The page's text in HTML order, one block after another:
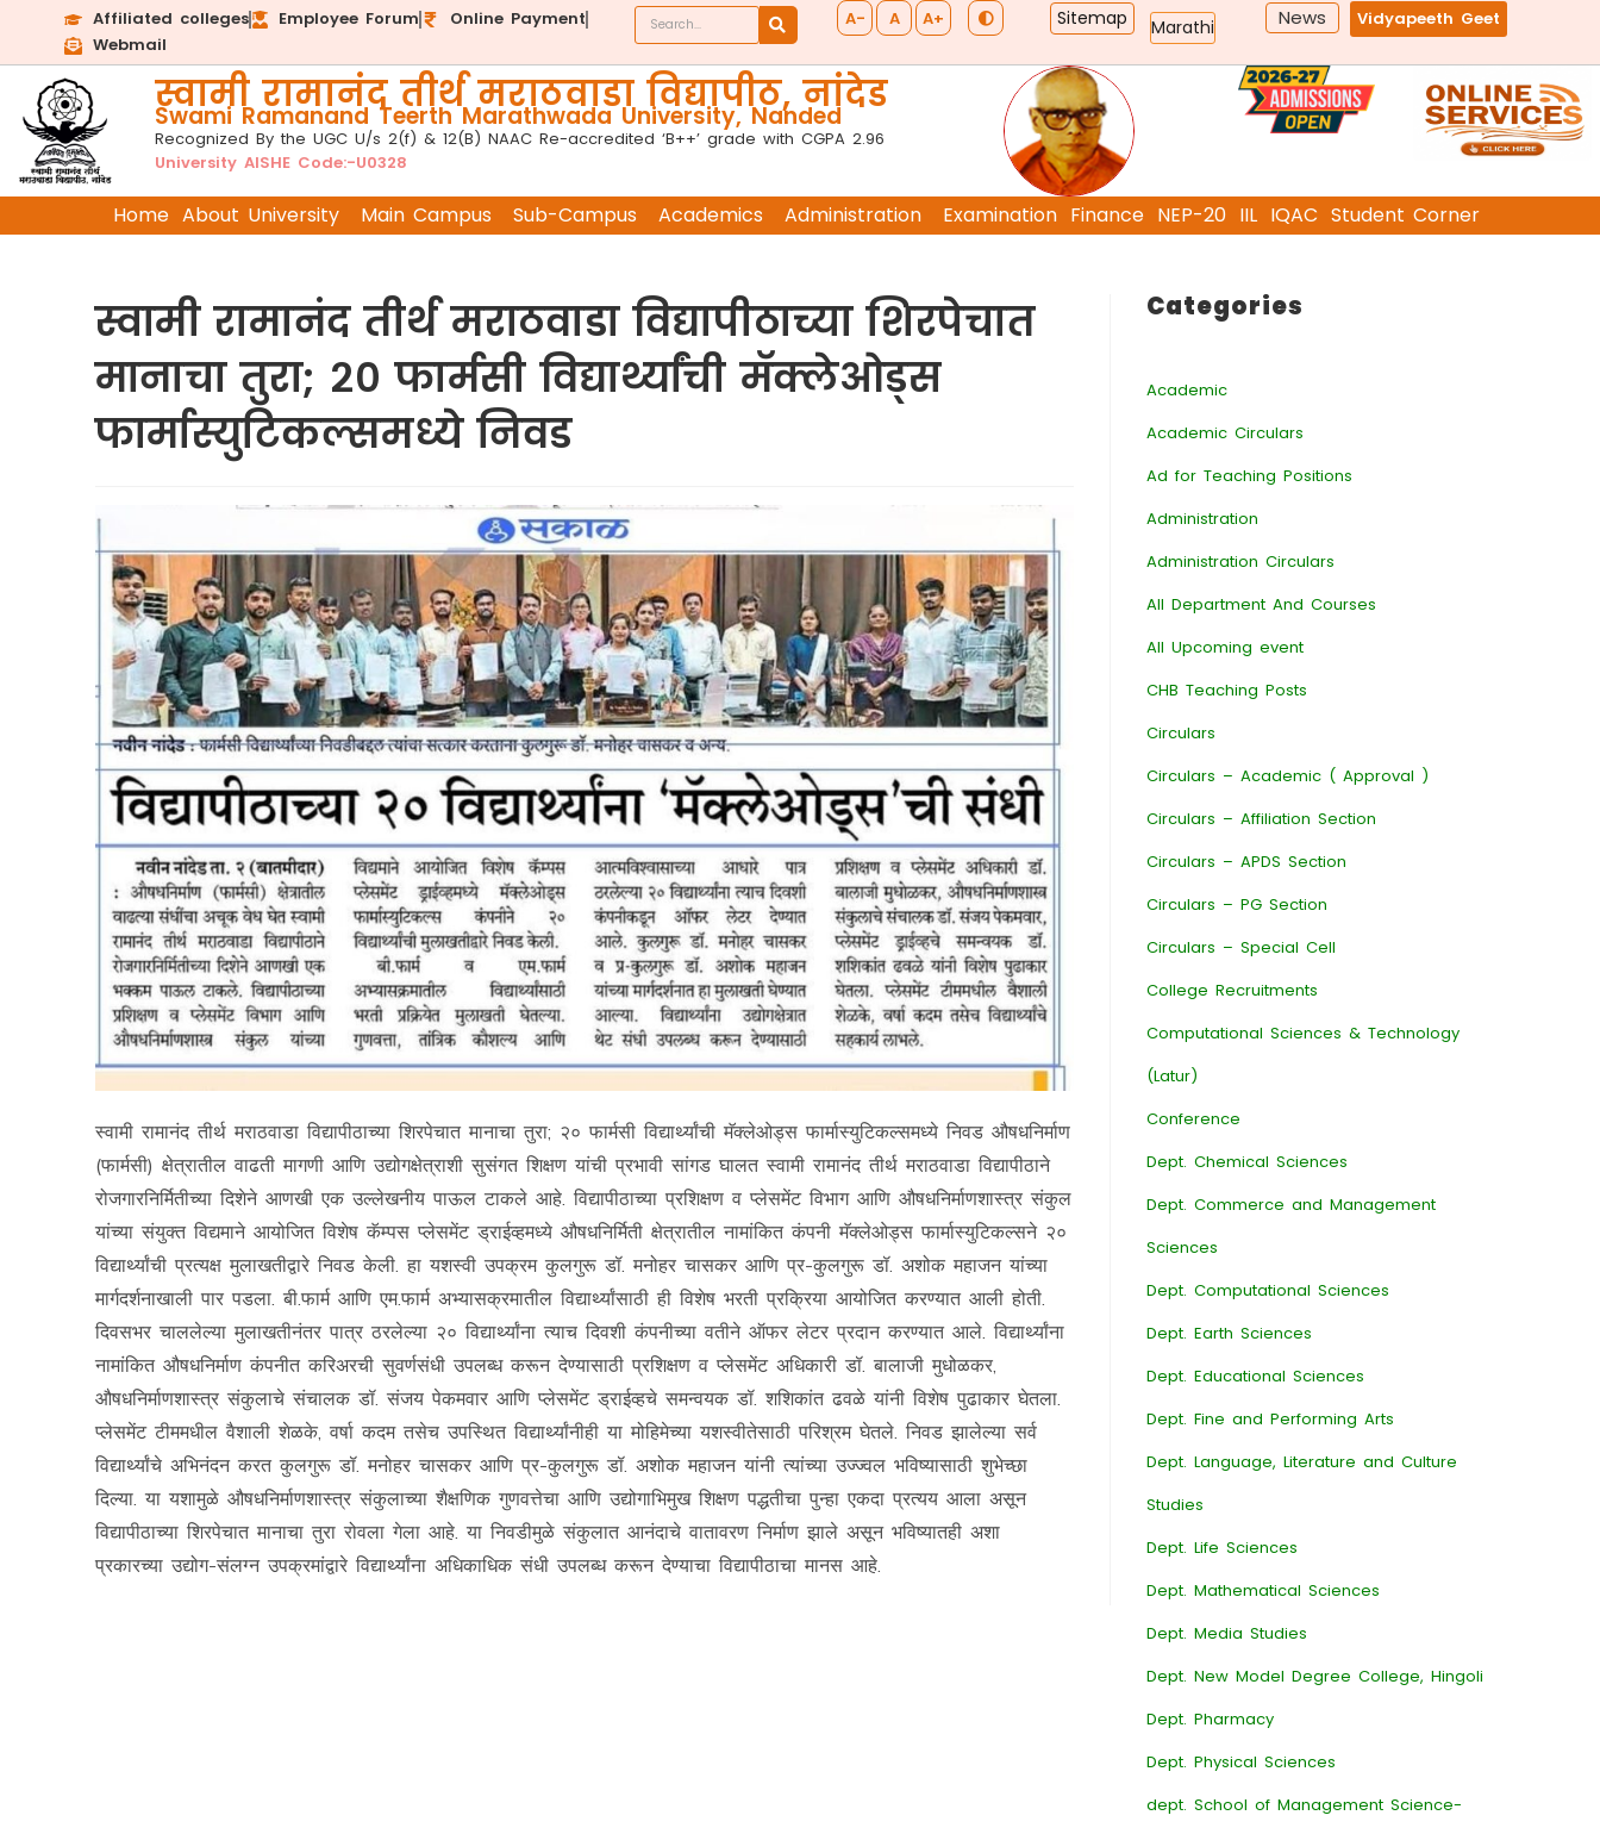
Affiliated colleges Employee Forum
Online Payment
Webmail
A- A A+ Sitemap Marathi News Vidyapeeth Geet
स्वामी रामानंद तीर्थ मराठवाडा विद्यापीठ, नांदेड
Swami Ramanand Teerth Marathwada University, Nanded
Recognized By the UGC U/s 2(f) & 12(B) NAAC Re-accredited ‘B++’ grade with CGPA 2.96
University AISHE Code:-U0328
Home About University Main Campus Sub-Campus Academics Administration Examination Finance NEP-20 IIL IQAC Student Corner
स्वामी रामानंद तीर्थ मराठवाडा विद्यापीठाच्या शिरपेचात
मानाचा तुरा; २० फार्मसी विद्यार्थ्यांची मॅक्लेओड्स
फार्मास्युटिकल्समध्ये निवड
स्वामी रामानंद तीर्थ मराठवाडा विद्यापीठाच्या शिरपेचात मानाचा तुरा; २० फार्मसी विद्यार्थ्यांची मॅक्लेओड्स फार्मास्युटिकल्समध्ये निवड औषधनिर्माण
(फार्मसी) क्षेत्रातील वाढती मागणी आणि उद्योगक्षेत्राशी सुसंगत शिक्षण यांची प्रभावी सांगड घालत स्वामी रामानंद तीर्थ मराठवाडा विद्यापीठाने
रोजगारनिर्मितीच्या दिशेने आणखी एक उल्लेखनीय पाऊल टाकले आहे. विद्यापीठाच्या प्रशिक्षण व प्लेसमेंट विभाग आणि औषधनिर्माणशास्त्र संकुल
यांच्या संयुक्त विद्यमाने आयोजित विशेष कॅम्पस प्लेसमेंट ड्राईव्हमध्ये औषधनिर्मिती क्षेत्रातील नामांकित कंपनी मॅक्लेओड्स फार्मास्युटिकल्सने २०
विद्यार्थ्यांची प्रत्यक्ष मुलाखतीद्वारे निवड केली. हा यशस्वी उपक्रम कुलगुरू डॉ. मनोहर चासकर आणि प्र-कुलगुरू डॉ. अशोक महाजन यांच्या
मार्गदर्शनाखाली पार पडला. बी.फार्म आणि एम.फार्म अभ्यासक्रमातील विद्यार्थ्यांसाठी ही विशेष भरती प्रक्रिया आयोजित करण्यात आली होती.
दिवसभर चाललेल्या मुलाखतीनंतर पात्र ठरलेल्या २० विद्यार्थ्यांना त्याच दिवशी कंपनीच्या वतीने ऑफर लेटर प्रदान करण्यात आले. विद्यार्थ्यांना
नामांकित औषधनिर्माण कंपनीत करिअरची सुवर्णसंधी उपलब्ध करून देण्यासाठी प्रशिक्षण व प्लेसमेंट अधिकारी डॉ. बालाजी मुधोळकर,
औषधनिर्माणशास्त्र संकुलाचे संचालक डॉ. संजय पेकमवार आणि प्लेसमेंट ड्राईव्हचे समन्वयक डॉ. शशिकांत ढवळे यांनी विशेष पुढाकार घेतला.
प्लेसमेंट टीममधील वैशाली शेळके, वर्षा कदम तसेच उपस्थित विद्यार्थ्यांनीही या मोहिमेच्या यशस्वीतेसाठी परिश्रम घेतले. निवड झालेल्या सर्व
विद्यार्थ्यांचे अभिनंदन करत कुलगुरू डॉ. मनोहर चासकर आणि प्र-कुलगुरू डॉ. अशोक महाजन यांनी त्यांच्या उज्ज्वल भविष्यासाठी शुभेच्छा
दिल्या. या यशामुळे औषधनिर्माणशास्त्र संकुलाच्या शैक्षणिक गुणवत्तेचा आणि उद्योगाभिमुख शिक्षण पद्धतीचा पुन्हा एकदा प्रत्यय आला असून
विद्यापीठाच्या शिरपेचात मानाचा तुरा रोवला गेला आहे. या निवडीमुळे संकुलात आनंदाचे वातावरण निर्माण झाले असून भविष्यातही अशा
प्रकारच्या उद्योग-संलग्न उपक्रमांद्वारे विद्यार्थ्यांना अधिकाधिक संधी उपलब्ध करून देण्याचा विद्यापीठाचा मानस आहे.
Categories
Academic
Academic Circulars
Ad for Teaching Positions
Administration
Administration Circulars
All Department And Courses
All Upcoming event
CHB Teaching Posts
Circulars
Circulars – Academic ( Approval )
Circulars – Affiliation Section
Circulars – APDS Section
Circulars – PG Section
Circulars – Special Cell
College Recruitments
Computational Sciences & Technology
(Latur)
Conference
Dept. Chemical Sciences
Dept. Commerce and Management
Sciences
Dept. Computational Sciences
Dept. Earth Sciences
Dept. Educational Sciences
Dept. Fine and Performing Arts
Dept. Language, Literature and Culture
Studies
Dept. Life Sciences
Dept. Mathematical Sciences
Dept. Media Studies
Dept. New Model Degree College, Hingoli
Dept. Pharmacy
Dept. Physical Sciences
dept. School of Management Science-